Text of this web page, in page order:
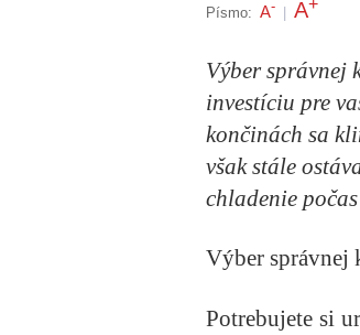
Písmo: A- A
Výber správnej
investíciu pre
končinách sa
však stále
chladenie
Výber správnej
Potrebujete si